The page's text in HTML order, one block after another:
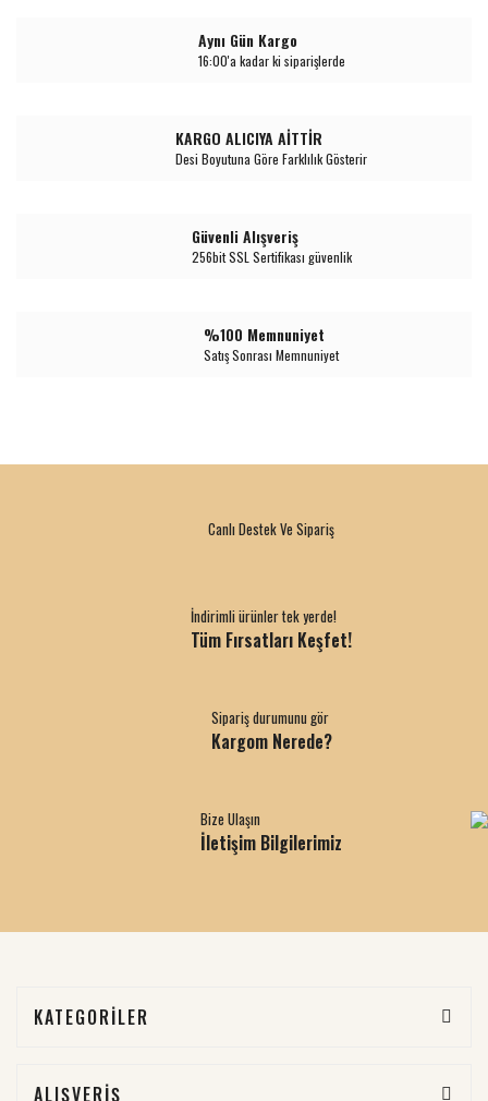
Aynı Gün Kargo
16:00'a kadar ki siparişlerde
KARGO ALICIYA AİTTİR
Desi Boyutuna Göre Farklılık Gösterir
Güvenli Alışveriş
256bit SSL Sertifikası güvenlik
%100 Memnuniyet
Satış Sonrası Memnuniyet
Canlı Destek Ve Sipariş
İndirimli ürünler tek yerde!
Tüm Fırsatları Keşfet!
Sipariş durumunu gör
Kargom Nerede?
Bize Ulaşın
İletişim Bilgilerimiz
KATEGORİLER
ALIŞVERİŞ